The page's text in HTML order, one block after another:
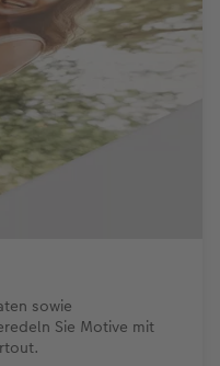
sowie
Sie Motive mit